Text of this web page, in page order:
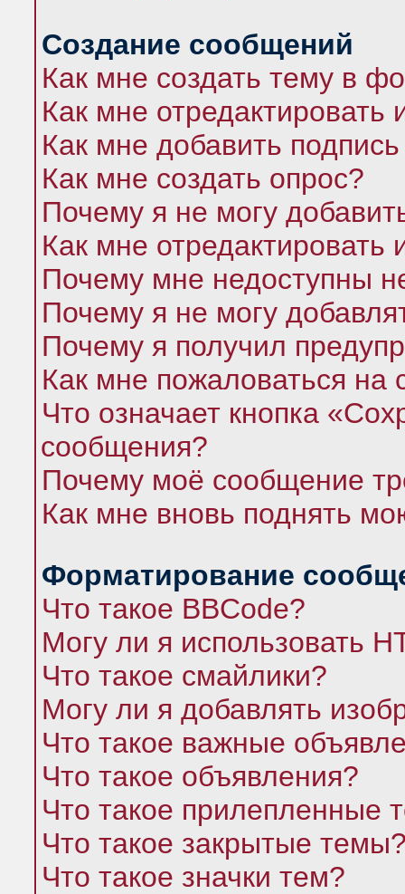
Создание сообщений
Как мне создать тему в
Как мне
Как мне добавить
Как мне создать опрос?
Почему я не могу
Как мне отредактировать
Почему мне недоступны
Почему я не могу
Почему я получил
Как мне пожаловаться
Что означает кнопка
сообщения?
Почему моё сообщение
Как мне вновь поднять
Форматирование
Что такое BBCode?
Могу ли я использовать
Что такое смайлики?
Могу ли я добавлять
Что такое важные
Что такое объявления?
Что такое прилепленные
Что такое закрытые
Что такое значки тем?